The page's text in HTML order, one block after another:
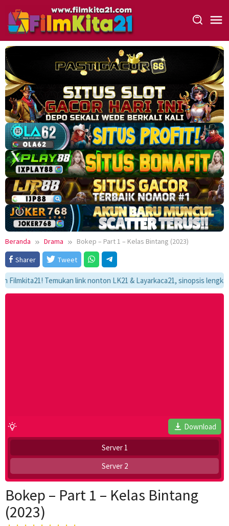
konten
Beranda Drama
Bokep – Part 1 – Kelas Bintang (2023)
Sharer
Tweet
Temukan link nonton LK21 & Layarkaca21, sinopsis
Download
Server 1
Server 2
Bokep – Part 1 – Kelas Bintang
(2023)